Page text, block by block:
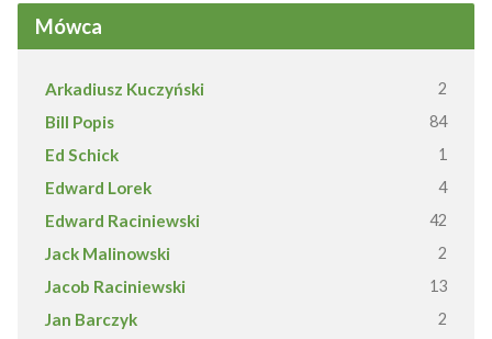
Mówca
Arkadiusz Kuczyński 2
Bill Popis 84
Ed Schick 1
Edward Lorek 4
Edward Raciniewski 42
Jack Malinowski 2
Jacob Raciniewski 13
Jan Barczyk 2